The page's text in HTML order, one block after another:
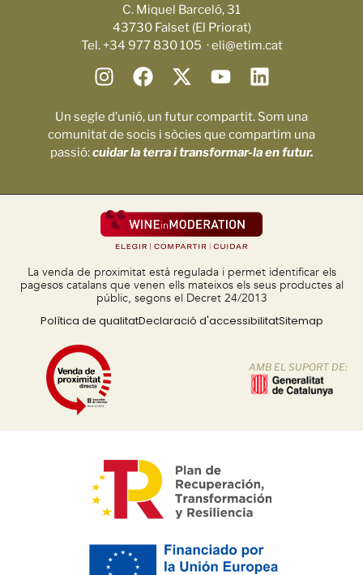
C. Miquel Barceló, 31
43730 Falset (El Priorat)
Tel. +34 977 830 105 · eli@etim.cat
Un segle d’unió, un futur compartit. Som una
comunitat de socis i sòcies que compartim una
passió:cuidar la terra i transformar-la en futur.
La venda de proximitat està regulada i permet identificar els
pagesos catalans que venen ells mateixos els seus productes al
públic, segons el Decret 24/2013
Política de qualitatDeclaració d'accessibilitatSitemap
AMB EL SUPORT DE: